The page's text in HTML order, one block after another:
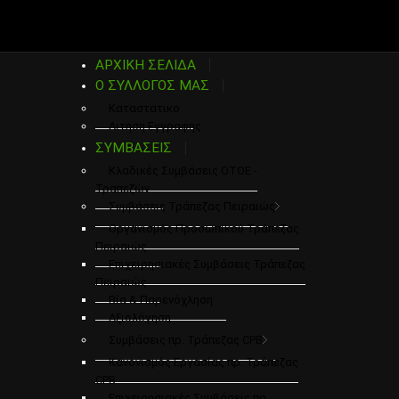
ΑΡΧΙΚΗ ΣΕΛΙΔΑ
Ο ΣΥΛΛΟΓΟΣ ΜΑΣ
Αιτηση Εγγραφης
ΣΥΜΒΑΣΕΙΣ
Τραπεζών
Συμβάσεις Τράπεζας Πειραιώς
Οργανισμός Προσωπικού Τράπεζας
Πειραιώς
Επιχειρησιακές Συμβάσεις Τράπεζας
Πειραιώς
Βία & Παρενόχληση
Αξιολόγηση
Συμβάσεις πρ. Τράπεζας CPB
Κανονισμός Εργασίας πρ. Τράπεζας
CPB